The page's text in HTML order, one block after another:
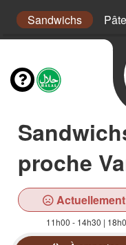
Sandwichs
proche
Actuellement
11h00 - 14h30 |